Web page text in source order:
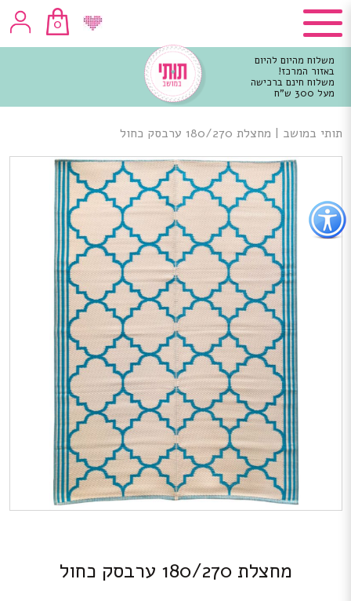
כפתור
לפתיחת
תפריט
נגישות
0
משלוח מהיום להיום
באזור המרכז!
משלוח חינם ברכישה
מעל 300 ש"ח
מרכזי
תותי במושב | מחצלת 180/270 ערבסק כחול
מחצלת 180/270 ערבסק כחול